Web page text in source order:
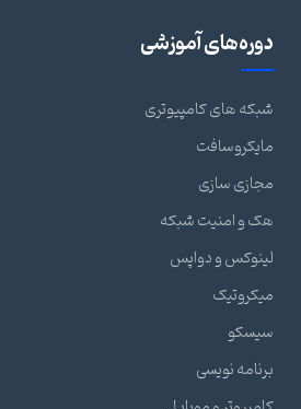
دوره‌های آموزشی
شبکه های کامپیوتری
مایکروسافت
مجازی سازی
هک و امنیت شبکه
لینوکس و دواپس
میکروتیک
سیسکو
برنامه نویسی